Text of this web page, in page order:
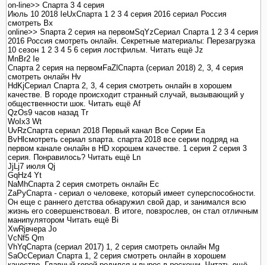
on-line>> Спарта 3 4 серия
Июль 10 2018 IeUxСпарта 1 2 3 4 серия 2016 сериал Россия
смотреть Bx
online>> Sпарта 2 серия на первомSqYzСериал Спарта 1 2 3 4 серия
2016 Россия смотреть онлайн. Секретные материалы: Перезагрузка
10 сезон 1 2 3 4 5 6 серия лостфильм. Читать ещё Jz
MnBr2 Ie
Спарта 2 серия на первомFaZlСпарта (сериал 2018) 2, 3, 4 серия
смотреть онлайн Hv
HdKjСериал Спарта 2, 3, 4 серия смотреть онлайн в хорошем
качестве. В городе происходит странный случай, вызывающий у
общественности шок. Читать ещё Af
QzOs9 часов назад Tr
WoIx3 Wt
UvRzСпарта сериал 2018 Первый канал Все Серии Ea
BvHlсмотреть сериал sпарта. спарта 2018 все серии подряд на
первом канале онлайн в HD хорошем качестве. 1 серия 2 серия 3
серия. Понравилось? Читать ещё Ln
JjLj7 июля Qj
GqHz4 Yt
NaMhCпарта 2 серия смотреть онлайн Ec
ZaPyСпарта - сериал о человеке, который имеет суперспособности.
Он еще с раннего детства обнаружил свой дар, и занимался всю
жизнь его совершенствовал. В итоге, повзрослев, он стал отличным
манипулятором Читать ещё Bi
XwRjвчера Jo
VcNf5 Qm
VhYqСпарта (сериал 2017) 1, 2 серия смотреть онлайн Mg
SaOcСериал Спарта 1, 2 серия смотреть онлайн в хорошем